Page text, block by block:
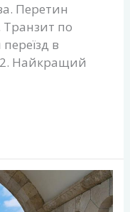
Перетин
Транзит по
в
Найкращий